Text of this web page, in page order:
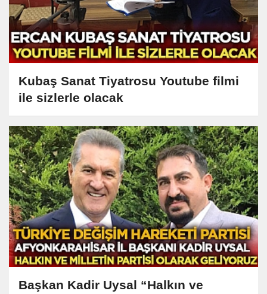
Kubaş Sanat Tiyatrosu Youtube filmi
ile sizlerle olacak
Başkan Kadir Uysal “Halkın ve